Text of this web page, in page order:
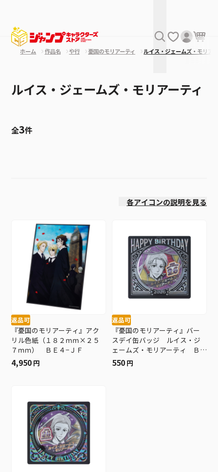
ホーム 作品名 や行 憂国のモリアーティ ルイス・ジェームズ・モリア
ルイス・ジェームズ・モリアーティ
全3件
各アイコンの説明を見る
返品可
『憂国のモリアーティ』アク
リル色紙（１８２ｍｍ×２５
７ｍｍ） ＢＥ４−ＪＦ
4,950 円
返品可
『憂国のモリアーティ』バー
スデイ缶バッジ ルイス・ジ
ェームズ・モリアーティ Ｂ
Ｆ１
550 円